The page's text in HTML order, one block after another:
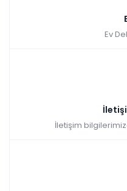
Ev
İletişim